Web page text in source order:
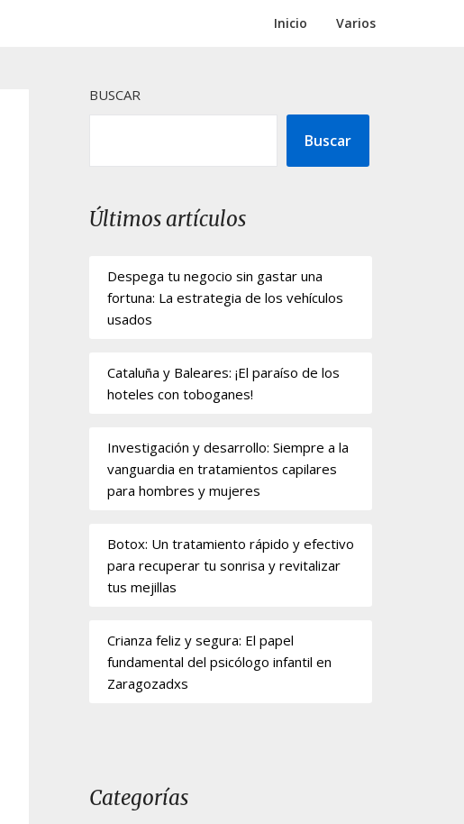
Inicio Varios
BUSCAR
Buscar
Últimos artículos
Despega tu negocio sin gastar una
fortuna: La estrategia de los vehículos
usados
Cataluña y Baleares: ¡El paraíso de los
hoteles con toboganes!
Investigación y desarrollo: Siempre a la
vanguardia en tratamientos capilares
para hombres y mujeres
Botox: Un tratamiento rápido y efectivo
para recuperar tu sonrisa y revitalizar
tus mejillas
Crianza feliz y segura: El papel
fundamental del psicólogo infantil en
Zaragozadxs
Categorías